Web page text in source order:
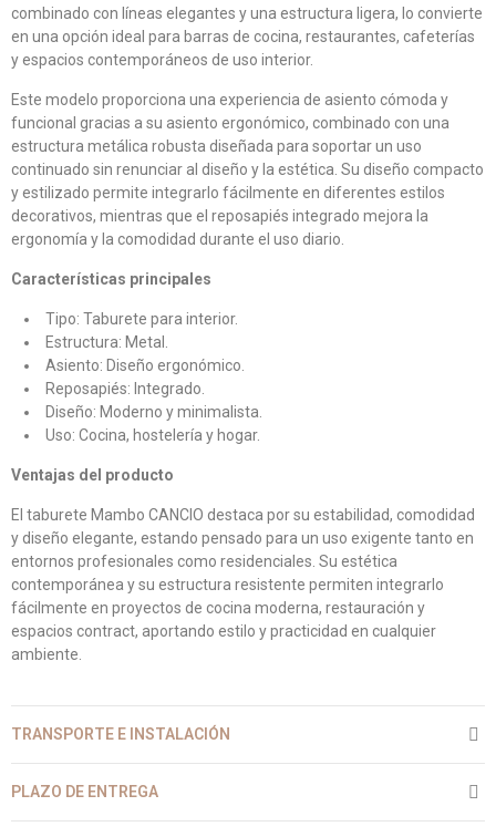
combinado con líneas elegantes y una estructura ligera, lo convierte
en una opción ideal para barras de cocina, restaurantes, cafeterías
y espacios contemporáneos de uso interior.
Este modelo proporciona una experiencia de asiento cómoda y
funcional gracias a su asiento ergonómico, combinado con una
estructura metálica robusta diseñada para soportar un uso
continuado sin renunciar al diseño y la estética. Su diseño compacto
y estilizado permite integrarlo fácilmente en diferentes estilos
decorativos, mientras que el reposapiés integrado mejora la
ergonomía y la comodidad durante el uso diario.
Características principales
Tipo: Taburete para interior.
Estructura: Metal.
Asiento: Diseño ergonómico.
Reposapiés: Integrado.
Diseño: Moderno y minimalista.
Uso: Cocina, hostelería y hogar.
Ventajas del producto
El taburete Mambo CANCIO destaca por su estabilidad, comodidad
y diseño elegante, estando pensado para un uso exigente tanto en
entornos profesionales como residenciales. Su estética
contemporánea y su estructura resistente permiten integrarlo
fácilmente en proyectos de cocina moderna, restauración y
espacios contract, aportando estilo y practicidad en cualquier
ambiente.
TRANSPORTE E INSTALACIÓN
PLAZO DE ENTREGA